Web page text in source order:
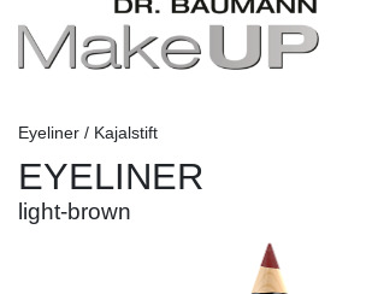
Eyeliner / Kajalstift
EYELINER
light-brown